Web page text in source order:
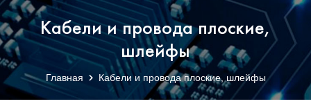
Кабели и провода плоские,
шлейфы
Главная Кабели и провода плоские, шлейфы